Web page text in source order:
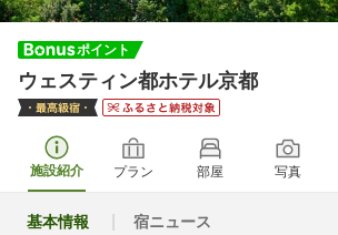
ウェスティン都ホテル京都
施設紹介 プラン 部屋 写真
基本情報 宿ニュース